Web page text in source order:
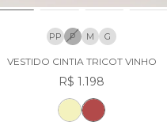
PP P M G
VESTIDO CINTIA TRICOT VINHO
R$ 1.198